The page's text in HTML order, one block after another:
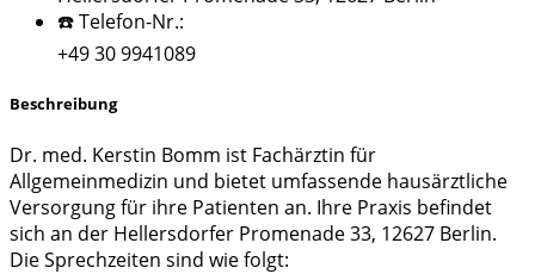
☎️ Telefon-Nr.:
+49 30 9941089
Beschreibung
Dr. med. Kerstin Bomm ist Fachärztin für
Allgemeinmedizin und bietet umfassende hausärztliche
Versorgung für ihre Patienten an. Ihre Praxis befindet
sich an der Hellersdorfer Promenade 33, 12627 Berlin.
Die Sprechzeiten sind wie folgt: